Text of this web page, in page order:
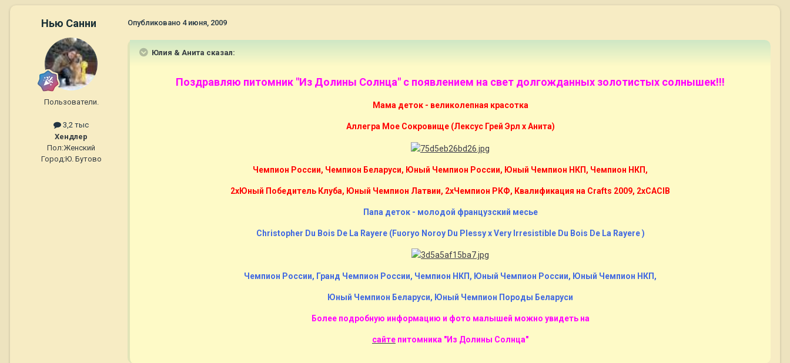
Нью Санни
Пользователи.
3,2 тыс
Хендлер
Пол:Женский
Город:Ю. Бутово
Опубликовано 4 июня, 2009
Юлия & Анита сказал:
Поздравляю питомник "Из Долины Солнца" с появлением на свет долгожданных золотистых солнышек!!!
Мама деток - великолепная красотка
Аллегра Мое Сокровище (Лексус Грей Эрл х Анита)
Чемпион России, Чемпион Беларуси, Юный Чемпион России, Юный Чемпион НКП, Чемпион НКП,
2xЮный Победитель Клуба, Юный Чемпион Латвии, 2xЧемпион РКФ, Квалификация на Crafts 2009, 2хCACIB
Папа деток - молодой французский месье
Christopher Du Bois De La Rayere (Fuoryo Noroy Du Plessy x Very ​Irresistible Du Bois De La Rayere )
Чемпион России, Гранд Чемпион России, Чемпион НКП, Юный Чемпион России, Юный Чемпион НКП,
Юный Чемпион Беларуси, Юный Чемпион Породы Беларуси
Более подробную информацию и фото малышей можно увидеть на
сайте питомника "Из Долины Солнца"